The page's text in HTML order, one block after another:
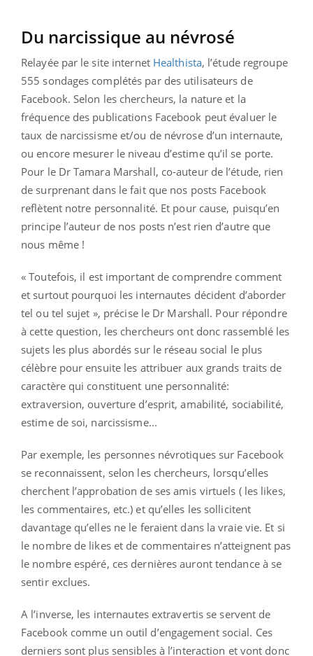
Du narcissique au névrosé
Relayée par le site internet Healthista, l’étude regroupe
555 sondages complétés par des utilisateurs de
Facebook. Selon les chercheurs, la nature et la
fréquence des publications Facebook peut évaluer le
taux de narcissisme et/ou de névrose d’un internaute,
ou encore mesurer le niveau d’estime qu’il se porte.
Pour le Dr Tamara Marshall, co-auteur de l’étude, rien
de surprenant dans le fait que nos posts Facebook
reflètent notre personnalité. Et pour cause, puisqu’en
principe l’auteur de nos posts n’est rien d’autre que
nous même !
« Toutefois, il est important de comprendre comment
et surtout pourquoi les internautes décident d’aborder
tel ou tel sujet », précise le Dr Marshall. Pour répondre
à cette question, les chercheurs ont donc rassemblé les
sujets les plus abordés sur le réseau social le plus
célèbre pour ensuite les attribuer aux grands traits de
caractère qui constituent une personnalité:
extraversion, ouverture d’esprit, amabilité, sociabilité,
estime de soi, narcissisme...
Par exemple, les personnes névrotiques sur Facebook
se reconnaissent, selon les chercheurs, lorsqu’elles
cherchent l’approbation de ses amis virtuels ( les likes,
les commentaires, etc.) et qu’elles les sollicitent
davantage qu’elles ne le feraient dans la vraie vie. Et si
le nombre de likes et de commentaires n’atteignent pas
le nombre espéré, ces dernières auront tendance à se
sentir exclues.
A l’inverse, les internautes extravertis se servent de
Facebook comme un outil d’engagement social. Ces
derniers sont plus sensibles à l’interaction et vont donc